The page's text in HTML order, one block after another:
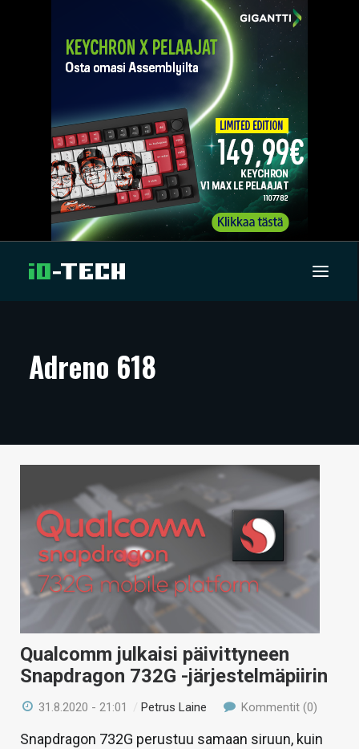
ARTIKKELIT
TECHBBS
HINTA.FI
KAUPPA
VAIHDA TEEMA
HAKU
Adreno 618
Qualcomm julkaisi päivittyneen
Snapdragon 732G -järjestelmäpiirin
31.8.2020 - 21:01 /Petrus Laine Kommentit (0)
Snapdragon 732G perustuu samaan siruun, kuin